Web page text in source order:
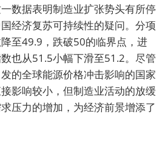
数据表明制造业扩张势头有所停
经济复苏可持续性的疑问。分项
至49.9，跌破50的临界点，进
也从51.5小幅下滑至51.2。尽管
的全球能源价格冲击影响的国家
影响较小，但制造业活动的放缓
压力的增加，为经济前景增添了